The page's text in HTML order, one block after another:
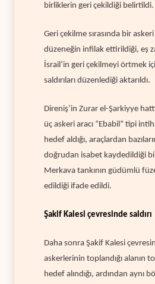
birliklerin geri çekildiği belirtildi.
Geri çekilme sırasında bir askeri
düzeneğin infilak ettirildiği, eş
İsrail’in geri çekilmeyi örtmek
saldırıları düzenlediği aktarıldı.
Direniş’in Zurar el-Şarkiyye
üç askeri aracı “Ebabil” tipi
hedef aldığı, araçlardan
doğrudan isabet kaydedildiği
Merkava tankının güdümlü
edildiği ifade edildi.
Şakif Kalesi çevresinde saldırı
Daha sonra Şakif Kalesi
askerlerinin toplandığı alanın
hedef alındığı, ardından aynı